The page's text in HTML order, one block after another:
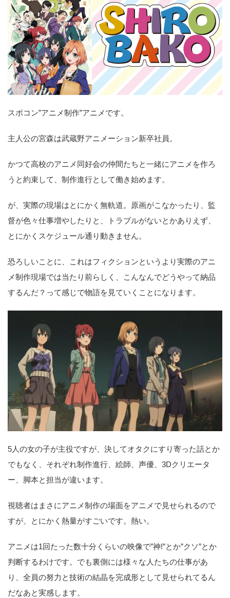
スポコン”アニメ制作”アニメです。
主人公の宮森は武蔵野アニメーション新卒社員。
かつて高校のアニメ同好会の仲間たちと一緒にアニメを作ろ
うと約束して、制作進行として働き始めます。
が、実際の現場はとにかく無軌道。原画がこなかったり、監
督が色々仕事増やしたりと、トラブルがないとかありえず、
とにかくスケジュール通り動きません。
恐ろしいことに、これはフィクションというより実際のアニ
メ制作現場では当たり前らしく、こんなんでどうやって納品
するんだ？って感じで物語を見ていくことになります。
5人の女の子が主役ですが、決してオタクにすり寄った話とか
でもなく、それぞれ制作進行、絵師、声優、3Dクリエータ
ー、脚本と担当が違います。
視聴者はまさにアニメ制作の場面をアニメで見せられるので
すが、とにかく熱量がすごいです。熱い。
アニメは1回たった数十分くらいの映像で”神!”とか”クソ”とか
判断するわけです。でも裏側には様々な人たちの仕事があ
り、全員の努力と技術の結晶を完成形として見せられてるん
だなあと実感します。